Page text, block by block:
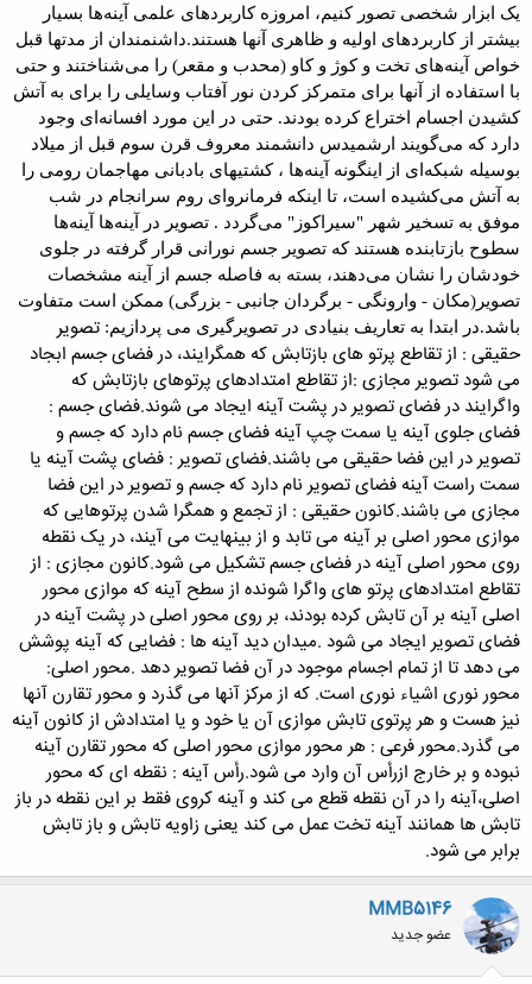
یک ابزار شخصی تصور کنیم، امروزه کاربردهای علمی آینه‌ها بسیار
بیشتر از کاربردهای اولیه و ظاهری آنها هستند.داشنمندان از مدتها قبل
خواص
آینه‌های تخت و کوژ و کاو (محدب و مقعر) را می‌شناختند و حتی
با
استفاده از آنها برای متمرکز کردن نور آفتاب وسایلی را برای به آتش
کشیدن اجسام اختراع کرده بودند. حتی در این مورد افسانه‌ای وجود
دارد که می‌گویند ارشمیدس دانشمند معروف قرن سوم قبل از میلاد
بوسیله شبکه‌ای از اینگونه آینه‌ها ، کشتیهای بادبانی مهاجمان رومی را
به آتش می‌کشیده است، تا اینکه فرمانروای روم سرانجام در شب
موفق به تسخیر شهر "سیراکوز" می‌گردد . تصویر در آینه‌ها
آینه‌ها
سطوح بازتابنده هستند که تصویر جسم نورانی قرار گرفته در جلوی
خودشان را نشان می‌دهند، بسته به فاصله جسم از آینه مشخصات
تصویر(مکان - وارونگی - برگردان جانبی - بزرگی) ممکن است متفاوت
باشد.در ابتدا به تعاریف بنیادی در تصویرگیری می پردازیم: تصویر
حقیقی : از تقاطع پرتو های بازتابش که همگرایند، در فضای جسم ابجاد
می شود تصویر مجازی :از تقاطع امتدادهای پرتوهای بازتابش که
واگرایند در فضای تصویر در پشت آینه ایجاد می شوند.فضای جسم :
فضای جلوی آینه یا سمت چپ آینه فضای جسم نام دارد که جسم و
تصویر در این فضا حقیقی می باشند.فضای تصویر : فضای پشت آینه یا
سمت راست آینه فضای تصویر نام دارد که جسم و تصویر در این فضا
مجازی می باشند.کانون حقیقی : از تجمع و همگرا شدن پرتوهایی که
موازی محور اصلی بر آینه می تابد و از بینهایت می آیند، در یک نقطه
روی محور اصلی آینه در فضای جسم تشکیل می شود.کانون مجازی : از
تقاطع امتدادهای پرتو های واگرا شونده از سطح آینه که موازی محور
اصلی آینه بر آن تابش کرده بودند، بر روی محور اصلی در پشت آینه در
فضای تصویر ایجاد می شود .میدان دید آینه ها : فضایی که آینه پوشش
می دهد تا از تمام اجسام موجود در آن فضا تصویر دهد .محور اصلی:
محور نوری اشیاء نوری است. که از مرکز آنها می گذرد و محور تقارن آنها
نیز هست و هر پرتوی تابش موازی آن یا خود و یا امتدادش از کانون آینه
می گذرد.محور فرعی : هر محور موازی محور اصلی که محور تقارن آینه
نبوده و بر خارج ازرأس آن وارد می شود.رأس آینه : نقطه ای که محور
اصلی،آینه را در آن نقطه قطع می کند و آینه کروی فقط بر این نقطه در باز
تابش ها همانند آینه تخت عمل می کند یعنی زاویه تابش و باز تابش
برابر می شود.
MMB5146
عضو جدید